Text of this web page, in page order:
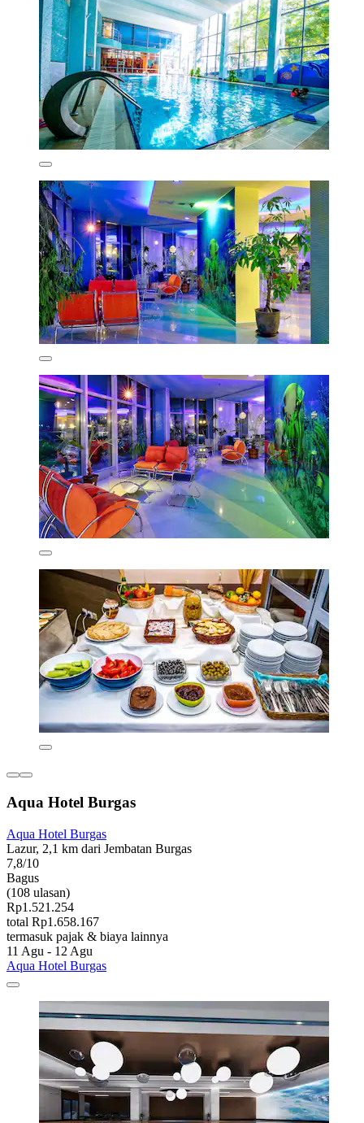
Aqua Hotel Burgas
Aqua Hotel Burgas
Lazur, 2,1 km dari Jembatan Burgas
7,8/10
Bagus
(108 ulasan)
Rp1.521.254
total Rp1.658.167
termasuk pajak & biaya lainnya
11 Agu - 12 Agu
Aqua Hotel Burgas